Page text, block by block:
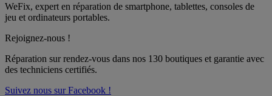
WeFix, expert en réparation de smartphone, tablettes, consoles de
jeu et ordinateurs portables.
Rejoignez-nous !
Réparation sur rendez-vous dans nos 130 boutiques et garantie avec
des techniciens certifiés.
Suivez nous sur Facebook !